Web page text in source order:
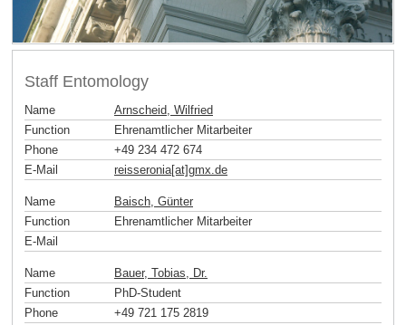
Staff Entomology
Name
Arnscheid, Wilfried
Function
Ehrenamtlicher Mitarbeiter
Phone
+49 234 472 674
E-Mail
reisseronia[at]gmx.de
Name
Baisch, Günter
Function
Ehrenamtlicher Mitarbeiter
E-Mail
Name
Bauer, Tobias, Dr.
Function
PhD-Student
Phone
+49 721 175 2819